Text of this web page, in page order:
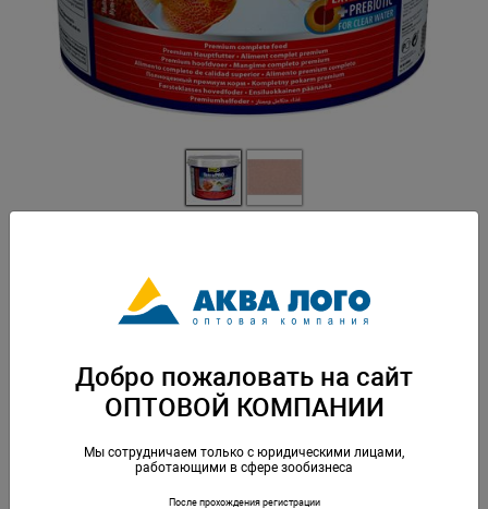
Высококачественный корм для всех видов декоративных рыбок - для
усиления и насыщенности красок! -высокое содержание каротиноидов
способствует сохранению и усилению природной окраски рыбок.
2,1 кг. Упаковка: по 1 шт
Скачать каталог
Аналогичные товары
Добро пожаловать на сайт
ОПТОВОЙ КОМПАНИИ
Мы сотрудничаем только с юридическими лицами,
работающими в сфере зообизнеса
После прохождения регистрации